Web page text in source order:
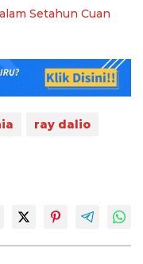
Setahun Cuan
ray dalio